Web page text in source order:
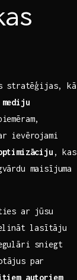
stratēģijas, kā
ievērojami
, kas
maisījuma
ar jūsu
⁤lasītāju
sniegt
par
autoriem